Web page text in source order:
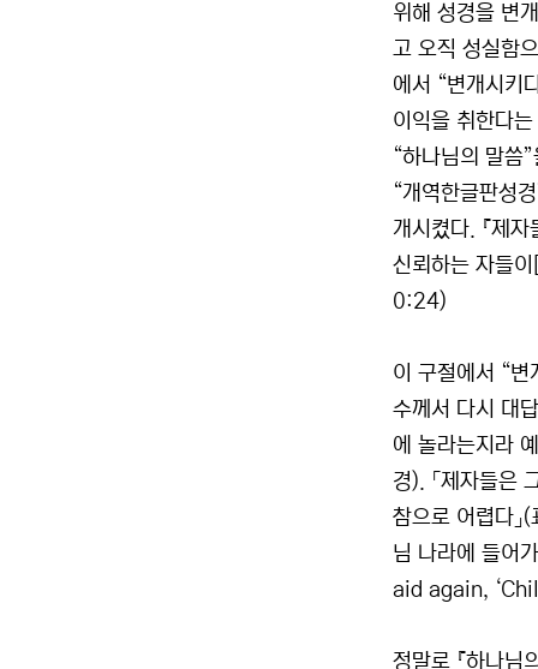
위해 성경을 변
고 오직 성실함
에서 “변개시키
이익을 취한다
“하나님의 말씀
“개역한글판성
개시켰다. 『제
신뢰하는 자들
0:24)
이 구절에서 “변
수께서 다시 대
에 놀라는지라
경). 「제자들은
참으로 어렵다
님 나라에 들어
aid again,
정말로 『하나